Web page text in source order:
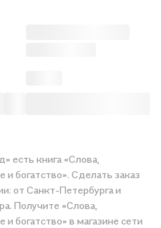
есть книга «Слова,
богатство». Сделать заказ
от Санкт-Петербурга и
Получите «Слова,
богатство» в магазине сети